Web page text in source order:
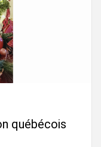
québécois